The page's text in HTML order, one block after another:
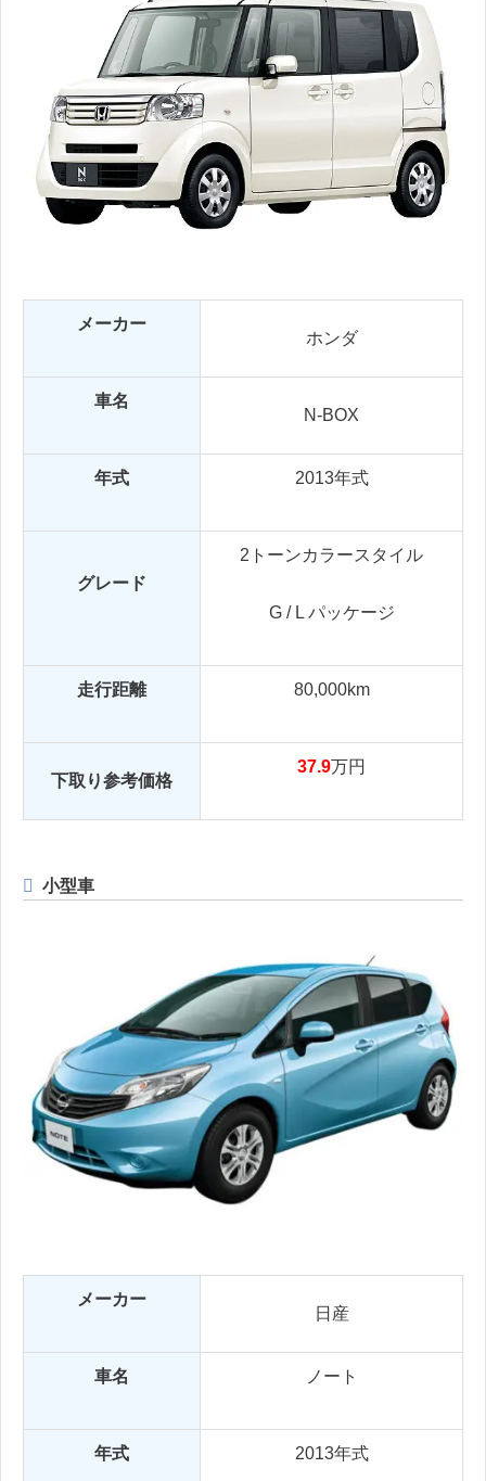
メーカー
ホンダ
車名
N-BOX
年式 2013年式
グレード
2トーンカラースタイル
G / L パッケージ
走行距離 80,000km
下取り参考価格
37.9万円
小型車
メーカー
日産
車名 ノート
年式 2013年式